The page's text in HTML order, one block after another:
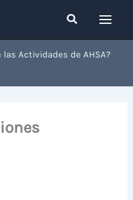
Buscar
Actividades de AHSA?